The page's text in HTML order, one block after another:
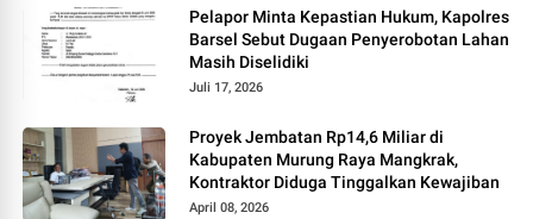
Pelapor Minta Kepastian Hukum, Kapolres
Barsel Sebut Dugaan Penyerobotan Lahan
Masih Diselidiki
Juli 17, 2026
Proyek Jembatan Rp14,6 Miliar di
Kabupaten Murung Raya Mangkrak,
Kontraktor Diduga Tinggalkan Kewajiban
April 08, 2026